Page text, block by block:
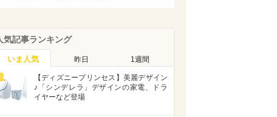
気記事ランキング
いま人気 昨日 1週間
【ディズニープリンセス】美麗デザイン
♪「シンデレラ」デザインの家電、ドラ
イヤーなど登場